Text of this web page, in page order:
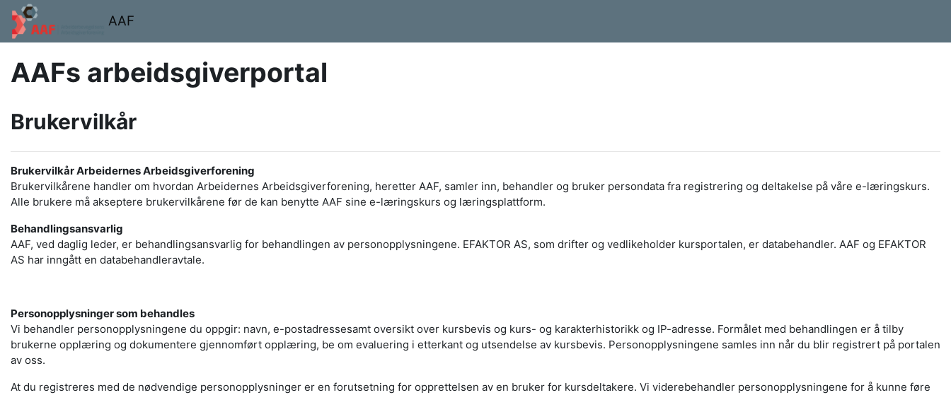
Gå til hovedinnhold
AAF
AAFs arbeidsgiverportal
Brukervilkår
Brukervilkår Arbeidernes Arbeidsgiverforening
Brukervilkårene handler om hvordan Arbeidernes Arbeidsgiverforening, heretter AAF, samler inn, behandler og bruker persondata fra registrering og deltakelse på våre e-læringskurs.
Alle brukere må akseptere brukervilkårene før de kan benytte AAF sine e-læringskurs og læringsplattform.
Behandlingsansvarlig
AAF, ved daglig leder, er behandlingsansvarlig for behandlingen av personopplysningene. EFAKTOR AS, som drifter og vedlikeholder kursportalen, er databehandler. AAF og EFAKTOR
AS har inngått en databehandleravtale.
Personopplysninger som behandles
Vi behandler personopplysningene du oppgir: navn, e-postadressesamt oversikt over kursbevis og kurs- og karakterhistorikk og IP-adresse. Formålet med behandlingen er å tilby
brukerne opplæring og dokumentere gjennomført opplæring, be om evaluering i etterkant og utsendelse av kursbevis. Personopplysningene samles inn når du blir registrert på portalen
av oss.
At du registreres med de nødvendige personopplysninger er en forutsetning for opprettelsen av en bruker for kursdeltakere. Vi viderebehandler personopplysningene for å kunne føre